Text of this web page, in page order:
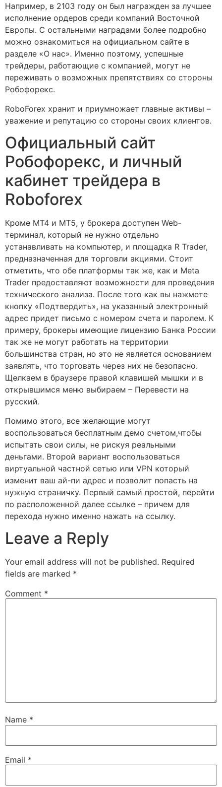
Например, в 2103 году он был награжден за лучшее
исполнение ордеров среди компаний Восточной
Европы. С остальными наградами более подробно
можно ознакомиться на официальном сайте в
разделе «О нас». Именно поэтому, успешные
трейдеры, работающие с компанией, могут не
переживать о возможных препятствиях со стороны
Робофорекс.
RoboForex хранит и приумножает главные активы –
уважение и репутацию со стороны своих клиентов.
Официальный сайт
Робофорекс, и личный
кабинет трейдера в
Roboforex
Кроме МТ4 и МТ5, у брокера доступен Web-
терминал, который не нужно отдельно
устанавливать на компьютер, и площадка R Trader,
предназначенная для торговли акциями. Стоит
отметить, что обе платформы так же, как и Meta
Trader предоставляют возможности для проведения
технического анализа. После того как вы нажмете
кнопку «Подтвердить», на указанный электронный
адрес придет письмо с номером счета и паролем. К
примеру, брокеры имеющие лицензию Банка России
так же не могут работать на территории
большинства стран, но это не является основанием
заявлять, что торговать через них не безопасно.
Щелкаем в браузере правой клавишей мышки и в
открывшимся меню выбираем – Перевести на
русский.
Помимо этого, все желающие могут
воспользоваться бесплатным демо счетом,чтобы
испытать свои силы, не рискуя реальными
деньгами. Второй вариант воспользоваться
виртуальной частной сетью или VPN который
изменит ваш ай-пи адрес и позволит попасть на
нужную страничку. Первый самый простой, перейти
по расположенной далее ссылке – причем для
перехода нужно именно нажать на ссылку.
Leave a Reply
Your email address will not be published. Required
fields are marked *
Comment *
Name *
Email *